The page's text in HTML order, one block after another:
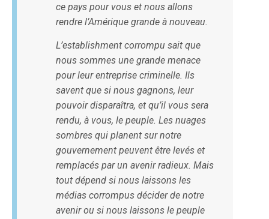
ce pays pour vous et nous allons
rendre l’Amérique grande à nouveau.
L’establishment corrompu sait que
nous sommes une grande menace
pour leur entreprise criminelle. Ils
savent que si nous gagnons, leur
pouvoir disparaîtra, et qu’il vous sera
rendu, à vous, le peuple. Les nuages
sombres qui planent sur notre
gouvernement peuvent être levés et
remplacés par un avenir radieux. Mais
tout dépend si nous laissons les
médias corrompus décider de notre
avenir ou si nous laissons le peuple